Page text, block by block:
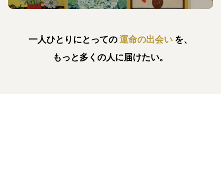
一人ひとりにとっての運命の出会い を、
もっと多くの人に届けたい。